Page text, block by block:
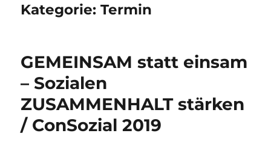
Kategorie:Termin
GEMEINSAM statt einsam
– Sozialen
ZUSAMMENHALT stärken
/ ConSozial 2019